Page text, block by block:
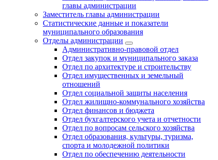
главы администрации
Заместитель главы администрации
Статистические данные и показатели
муниципального образования
Отделы администрации
Административно-правовой отдел
Отдел закупок и муниципального заказа
Отдел по архитектуре и строительству
Отдел имущественных и земельный
отношений
Отдел социальной защиты населения
Отдел жилищно-коммунального хозяйства
Отдел финансов и бюджета
Отдел бухгалтерского учета и отчетности
Отдел по вопросам сельского хозяйства
Отдел образования, культуры, туризма,
спорта и молодежной политики
Отдел по обеспечению деятельности